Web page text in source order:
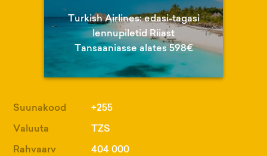
Turkish Airlines: edasi-tagasi
lennupiletid Riiast
Tansaaniasse alates 598€
Suunakood
+255
Valuuta
TZS
Rahvaarv
404 000